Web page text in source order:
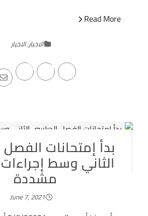
Read More
الاخبار,الاخبار
بدأ إمتحانات
الثاني وسط إجراءات
مشددة
June 7, 2021